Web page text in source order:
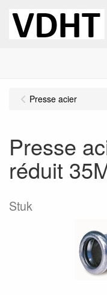
Presse acier
Presse
réduit
Stuk